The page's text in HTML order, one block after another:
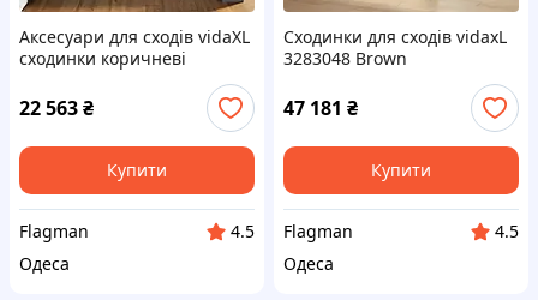
Аксесуари для сходів vidaXL
сходинки коричневі
100x25x2см масив дуба 8
шт. 3283028
22 563₴
Купити
Flagman
4.5
Одеса
Сходинки для сходів vidaxL
3283048 Brown
47 181 ₴
Купити
Flagman
4.5
Одеса